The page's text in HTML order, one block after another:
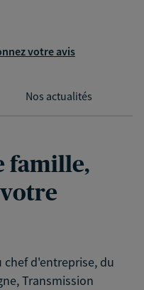
votre avis
Nos actualités
famille,
chef d'entreprise, du
Transmission